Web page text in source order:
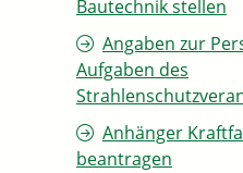
Bautechnik stellen
Angaben zur
Aufgaben des
Anhänger
beantragen